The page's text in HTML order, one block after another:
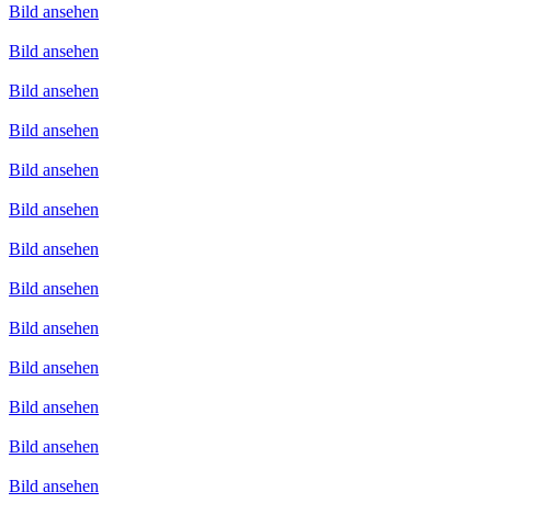
Bild ansehen
Bild ansehen
Bild ansehen
Bild ansehen
Bild ansehen
Bild ansehen
Bild ansehen
Bild ansehen
Bild ansehen
Bild ansehen
Bild ansehen
Bild ansehen
Bild ansehen